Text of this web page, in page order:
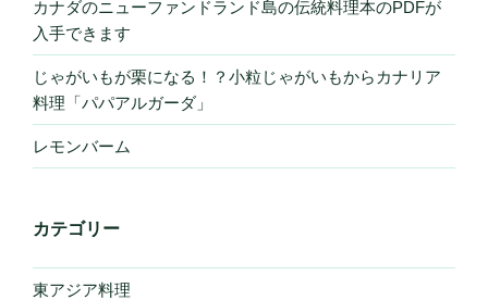
カナダのニューファンドランド島の伝統料理本のPDFが
入手できます
じゃがいもが栗になる！？小粒じゃがいもからカナリア
料理「パパアルガーダ」
レモンバーム
カテゴリー
東アジア料理